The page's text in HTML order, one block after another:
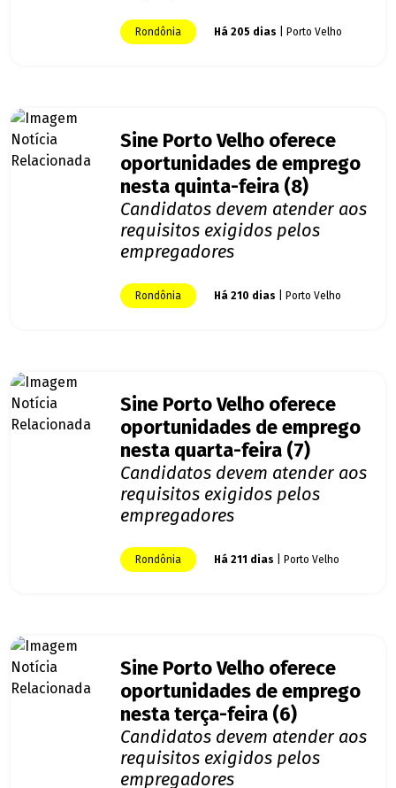
Rondônia Há 205 dias | Porto Velho
Sine Porto Velho oferece
oportunidades de emprego
nesta quinta-feira (8)
Candidatos devem atender aos
requisitos exigidos pelos
empregadores
Rondônia Há 210 dias | Porto Velho
Sine Porto Velho oferece
oportunidades de emprego
nesta quarta-feira (7)
Candidatos devem atender aos
requisitos exigidos pelos
empregadores
Rondônia Há 211 dias | Porto Velho
Sine Porto Velho oferece
oportunidades de emprego
nesta terça-feira (6)
Candidatos devem atender aos
requisitos exigidos pelos
empregadores